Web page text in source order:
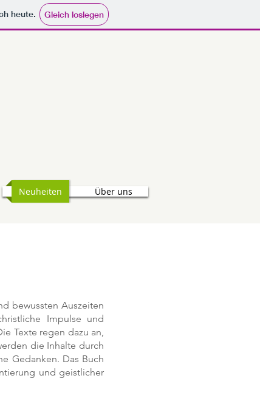
heute. Gleich loslegen
Neuheiten Über uns
bewussten Auszeiten
Impulse und
Texte regen dazu an,
die Inhalte durch
Gedanken. Das Buch
und geistlicher